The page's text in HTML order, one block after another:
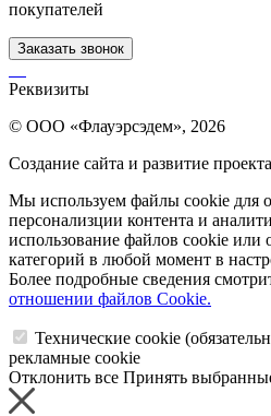
покупателей
Заказать звонок
Реквизиты
© ООО «Флауэрсэдем», 2026
Создание сайта и развитие
Мы используем файлы cookie для
персонализции контента и
использование файлов cookie или
категорий в любой момент в
Более подробные сведения
отношении файлов Cookie.
Технические cookie
рекламные cookie
Отклонить все Принять